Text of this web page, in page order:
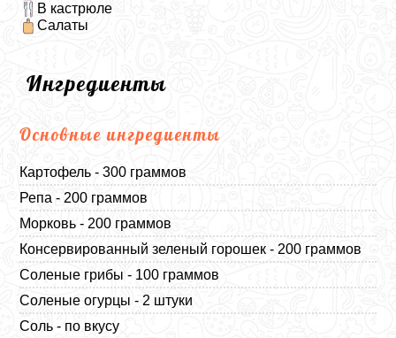
В кастрюле
Салаты
Ингредиенты
Основные ингредиенты
Картофель - 300 граммов
Репа - 200 граммов
Морковь - 200 граммов
Консервированный зеленый горошек - 200 граммов
Соленые грибы - 100 граммов
Соленые огурцы - 2 штуки
Соль - по вкусу